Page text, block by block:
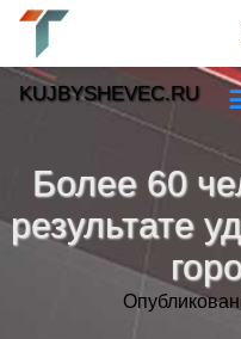
Более 60
результате
KUJBYSHEVEC.RU
Новости»
Тренды новостей »
Рубрики»